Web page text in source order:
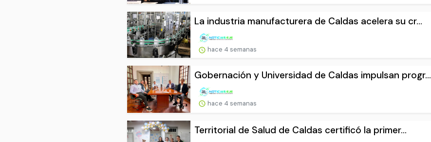
La industria manufacturera de Caldas acelera su cr...
hace 4 semanas
Gobernación y Universidad de Caldas impulsan progr...
hace 4 semanas
Territorial de Salud de Caldas certificó la primer...